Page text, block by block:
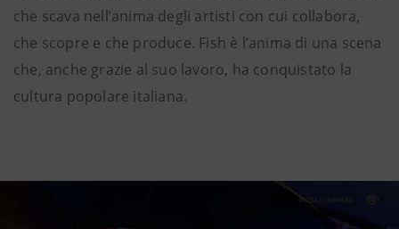
che scava nell’anima degli artisti con cui collabora,
che scopre e che produce. Fish è l’anima di una scena
che, anche grazie al suo lavoro, ha conquistato la
cultura popolare italiana.